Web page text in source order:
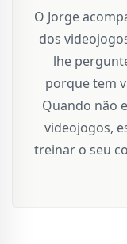
O Jorge
dos
lhe
porque tem
Quando não
videojogos,
treinar o seu